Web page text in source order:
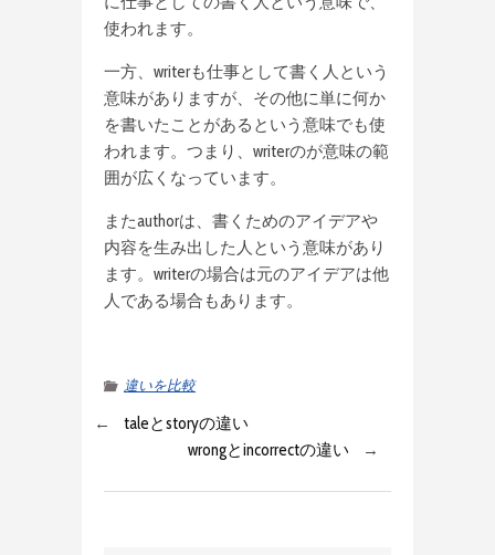
使われます。
一方、writerも仕事として書く人という
意味がありますが、その他に単に何か
を書いたことがあるという意味でも使
われます。つまり、writerのが意味の範
囲が広くなっています。
またauthorは、書くためのアイデアや
内容を生み出した人という意味があり
ます。writerの場合は元のアイデアは他
人である場合もあります。
違いを比較
←
taleとstoryの違い
wrongとincorrectの違い
→